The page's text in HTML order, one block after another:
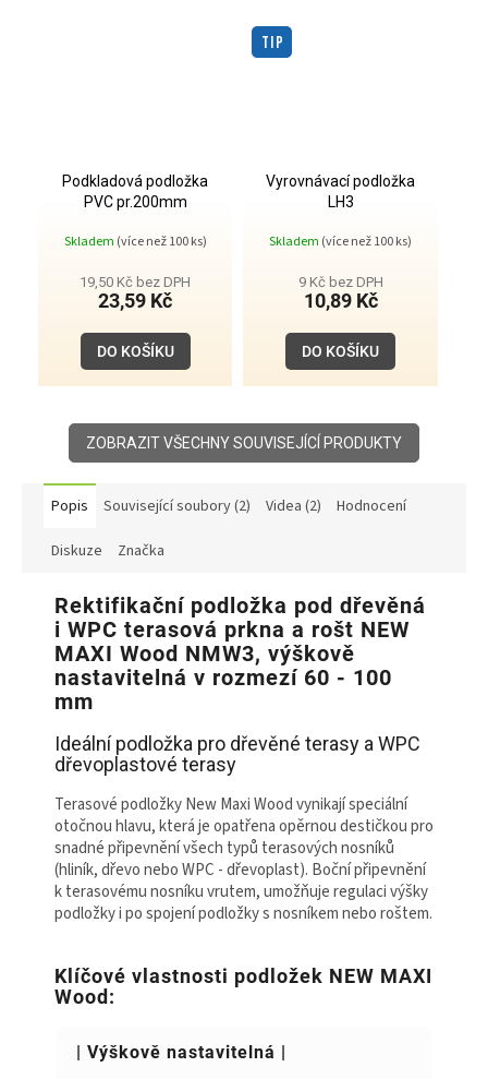
Podkladová podložka
PVC pr.200mm
Skladem (více než 100 ks)
19,50 Kč bez DPH
23,59 Kč
DO KOŠÍKU
TIP
Vyrovnávací podložka
LH3
Skladem (více než 100 ks)
9 Kč bez DPH
10,89 Kč
DO KOŠÍKU
ZOBRAZIT VŠECHNY SOUVISEJÍCÍ PRODUKTY
Popis Související soubory (2) Videa (2) Hodnocení
Diskuze Značka
Rektifikační podložka pod dřevěná
i WPC terasová prkna a rošt NEW
MAXI Wood NMW3, výškově
nastavitelná v rozmezí 60 - 100
mm
Ideální podložka pro dřevěné terasy a WPC
dřevoplastové terasy
Terasové podložky New Maxi Wood vynikají speciální
otočnou hlavu, která je opatřena opěrnou destičkou pro
snadné připevnění všech typů terasových nosníků
(hliník, dřevo nebo WPC - dřevoplast). Boční připevnění
k terasovému nosníku vrutem, umožňuje regulaci výšky
podložky i po spojení podložky s nosníkem nebo roštem.
Klíčové vlastnosti podložek NEW MAXI
Wood:
| Výškově nastavitelná |